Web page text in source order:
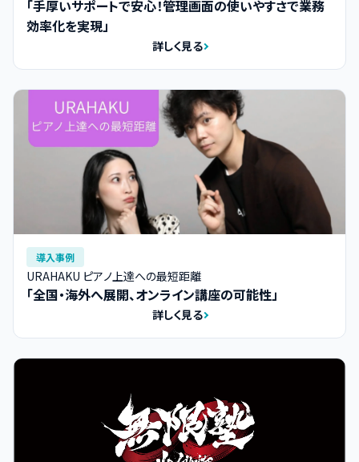
「手厚いサポートで安心！管理画面の使いやすさで業務
効率化を実現」
詳しく見る
導入事例
URAHAKU ピアノ上達への最短距離
「全国・海外へ展開、オンライン講座の可能性」
詳しく見る